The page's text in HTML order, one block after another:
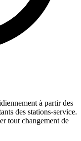
à partir des
des stations-service.
tout changement de